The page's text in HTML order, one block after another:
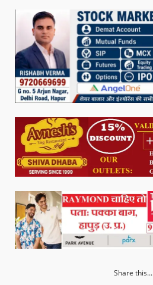
Share this...